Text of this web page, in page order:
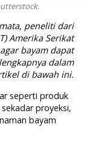
peneliti dari
Amerika Serikat
bayam dapat
dalam
di bawah ini.
seperti produk
proyeksi,
bayam